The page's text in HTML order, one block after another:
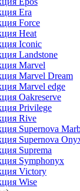
Era
Force
Heat
Iconic
Landstone
Marvel
Marvel Dream
Marvel edge
Oakreserve
Privilege
Rive
Supernova
Supernova
Suprema
Symphonyx
Victory
Wise